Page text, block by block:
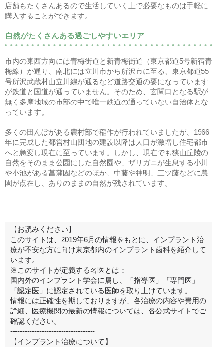
店舗もたくさんあるので生活していく上で必要なものは手軽に
購入することができます。
自然がたくさんある過ごしやすいエリア
市内の東西方向には青梅街道と新青梅街道（東京都道5号新宿青
梅線）が通り、南北には立川市から所沢市に至る、東京都道55
号所沢武蔵村山立川線が通るなど道路交通の要になっています
が鉄道と国道が通っていません。そのため、玄関口となる駅が
無く多摩地域の市部の中で唯一鉄道の通っていない自治体とな
っています。
多くの田んぼがある農村部で稲作が行われていましたが、1966
年に完成した都営村山団地の建設以降は人口が激増し住宅都市
へと急変し現在に至っています。しかし、現在でも狭山丘陵の
自然をそのまま公園にした自然園や、ザリガニが生息する小川
や小池がある菖蒲園などのほか、中藤や神明、三ツ藤などに農
園が点在し、ありのままの自然が残されています。
【お読みください】
このサイトは、2019年6月の情報をもとに、インプラント治
療が不安な方に向け東京都内のインプラント歯科を紹介して
います。
※このサイトが定義する名医とは：
国内外のインプラント学会に属し、「指導医」「専門医」
「認定医」に認定されている医師を取り上げています。
情報には正確性を期しておりますが、各治療の内容や費用の
詳細、医療機関の最新の情報については、各公式サイトでご
確認ください。
-----------------------------------
【インプラント治療について】